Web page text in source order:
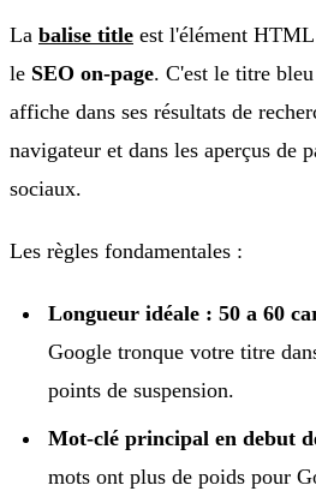
La balise title est l'élément
le SEO on-page. C'est le titre
affiche dans ses résultats de
navigateur et dans les aperçus de
sociaux.
Les règles fondamentales :
Longueur idéale : 50 a 60
Google tronque votre titre
points de suspension.
Mot-clé principal en debut
mots ont plus de poids pour